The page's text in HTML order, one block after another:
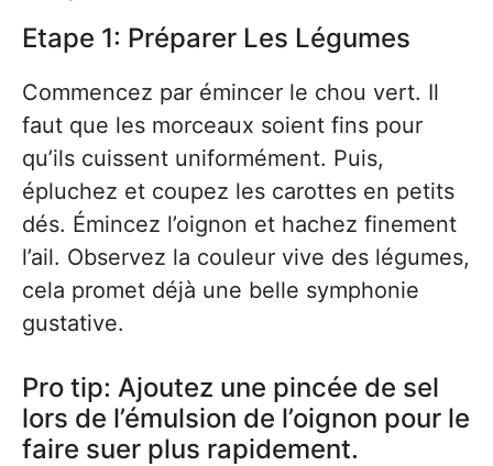
Etape 1: Préparer Les Légumes
Commencez par émincer le chou vert. Il
faut que les morceaux soient fins pour
qu’ils cuissent uniformément. Puis,
épluchez et coupez les carottes en petits
dés. Émincez l’oignon et hachez finement
l’ail. Observez la couleur vive des légumes,
cela promet déjà une belle symphonie
gustative.
Pro tip: Ajoutez une pincée de sel
lors de l’émulsion de l’oignon pour le
faire suer plus rapidement.